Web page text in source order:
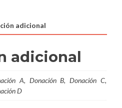
adicional
adicional
A, Donación B, Donación C,
D